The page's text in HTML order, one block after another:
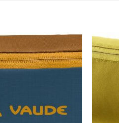
Add to
wishlist